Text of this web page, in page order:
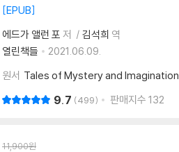
EPUB
에드가 앨런 포 저 김석희 역
열린책들
2021.06.09.
원서 Tales of Mystery and Imagination
9.7 499 판매지수 132
11,900원